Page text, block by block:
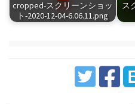
cropped-スクリーンショッ
ト-2020-12-04-6.06.11.png
ス